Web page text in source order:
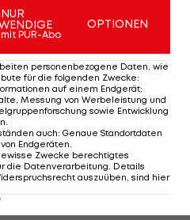
Borna Gojo.
war am
Qualifikationsrunde
kam auch für das rot-
Erler/Lucas Miedler,
in Hamburg.
sie den deutschen
Tim Pütz (Nr. 3)
NUR
PUR-Abo
OPTIONEN
personenbezogene Daten, wie
für die folgenden Zwecke:
auf einem Endgerät;
Messung von Werbeleistung und
sowie Entwicklung
auch: Genaue Standortdaten
Endgeräten
Zwecke berechtigtes
die Datenverarbeitung. Details
auszuüben, sind hier